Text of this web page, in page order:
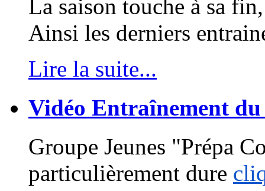
La saison touche à sa
Ainsi les derniers
Lire la suite...
Vidéo Entraînement du
Groupe Jeunes "Prépa
particulièrement dure